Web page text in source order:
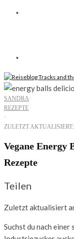
SANDRA·
REZEPTE
·
ZULETZT AKTUALISIERT:
Vegane Energy
Rezepte
Teilen
Zuletzt aktualisiert
Suchst du nach einer